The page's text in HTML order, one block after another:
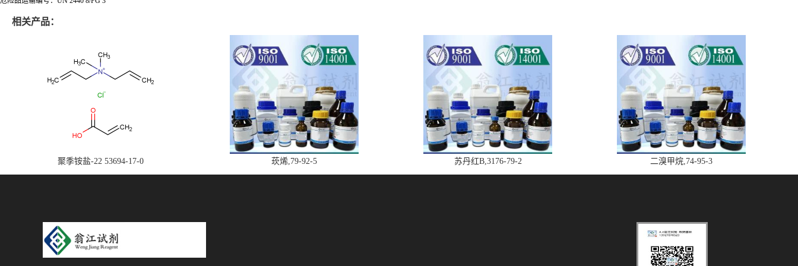
相关产品：
聚季铵盐-22 53694-17-0 莰烯,79-92-5 苏丹红B,3176-79-2 二溴甲烷,74-95-3